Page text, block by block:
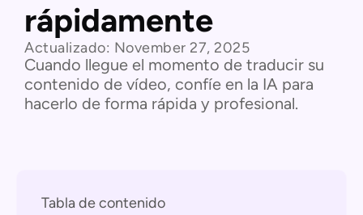
rápidamente
Actualizado: November 27, 2025
Cuando llegue el momento de traducir su
contenido de vídeo, confíe en la IA para
hacerlo de forma rápida y profesional.
Tabla de contenido